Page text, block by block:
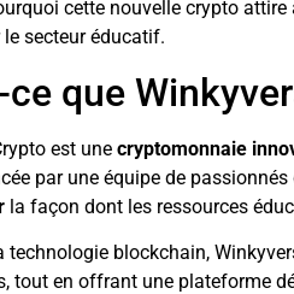
cette nouvelle crypto
secteur éducatif.
ce que
est une cryptomonnaie
par une équipe de
la façon dont les ressources
technologie blockchain,
tout en offrant une plateforme